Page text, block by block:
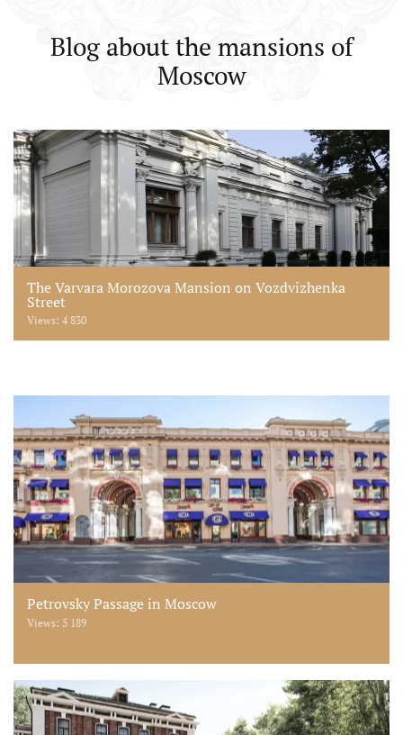
Blog about the mansions of
Moscow
The Varvara Morozova Mansion on Vozdvizhenka
Street
Views: 4 830
Petrovsky Passage in Moscow
Views: 5 189